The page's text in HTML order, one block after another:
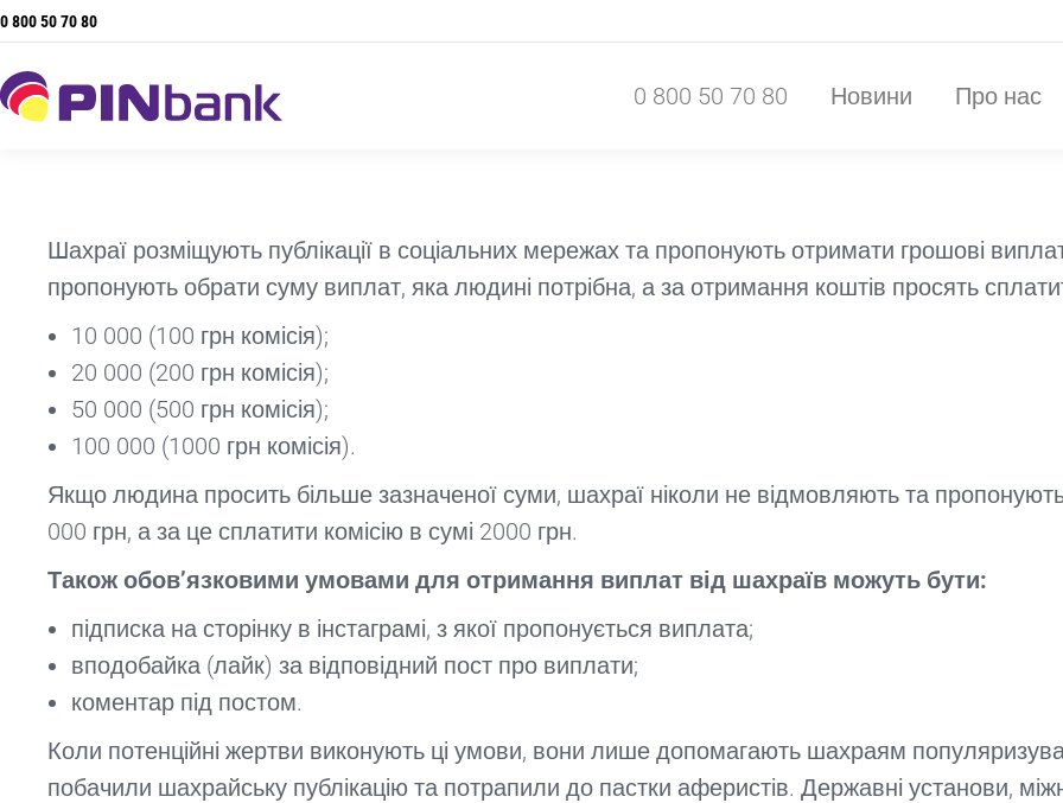
0 800 50 70 80
0 800 50 70 80 Новини Про нас
Шахраї розміщують публікації в соціальних мережах та пропонують отримати грошові
пропонують обрати суму виплат, яка людині потрібна, а за отримання коштів просять
10 000 (100 грн комісія);
20 000 (200 грн комісія);
50 000 (500 грн комісія);
100 000 (1000 грн комісія).
Якщо людина просить більше зазначеної суми, шахраї ніколи не відмовляють та
000 грн, а за це сплатити комісію в сумі 2000 грн.
Також обов’язковими умовами для отримання виплат від шахраїв можуть бути:
підписка на сторінку в інстаграмі, з якої пропонується виплата;
вподобайка (лайк) за відповідний пост про виплати;
коментар під постом.
Коли потенційні жертви виконують ці умови, вони лише допомагають шахраям
побачили шахрайську публікацію та потрапили до пастки аферистів. Державні установи,
0 800 50 70 80 Новини Про нас